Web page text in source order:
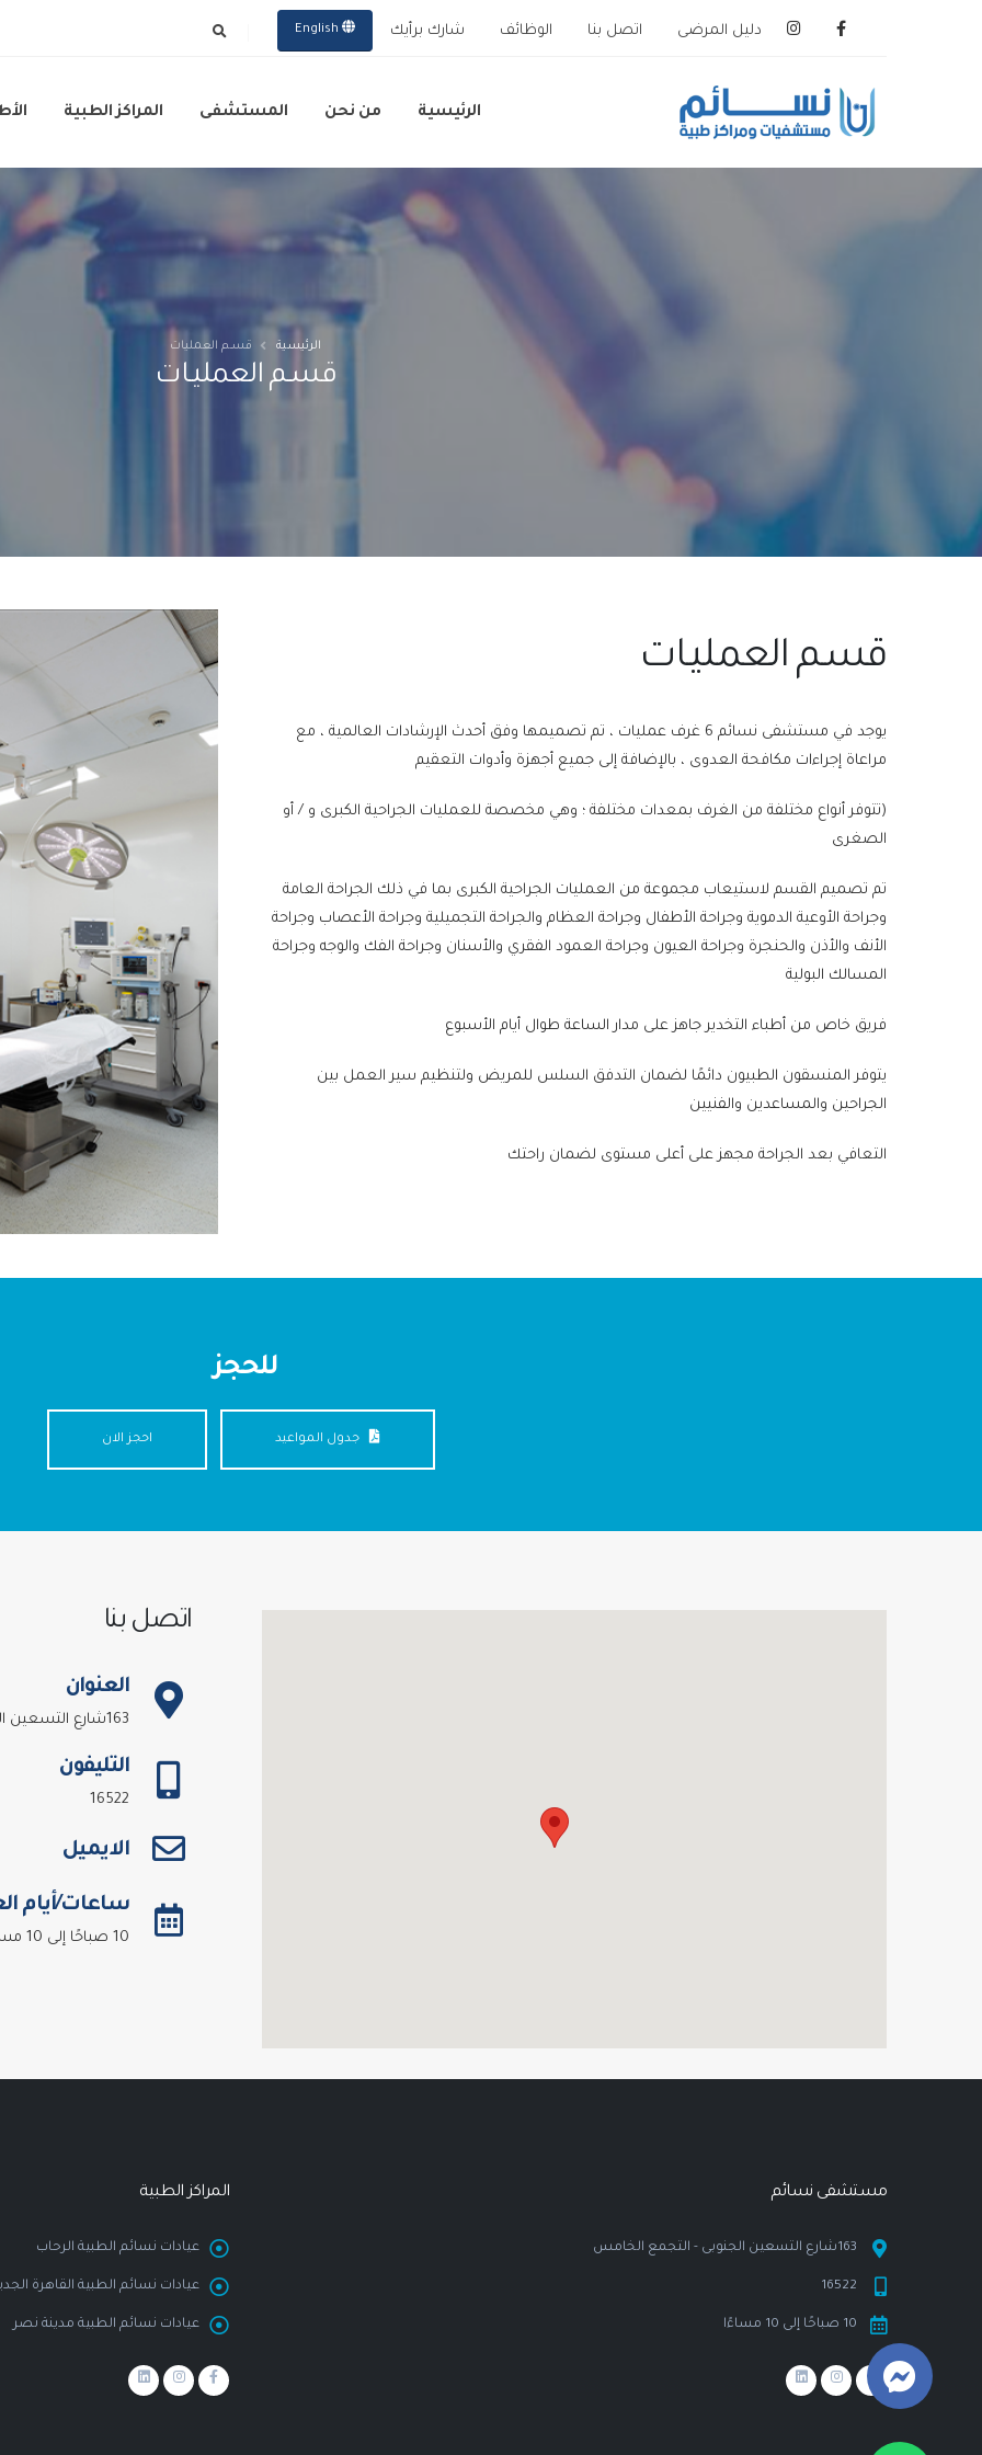
دليل المرضى اتصل بنا الوظائف شارك برأيك English
الرئيسية من نحن المستشفى المراكز الطبية
قسـم العمليـات
الرئيسية قسـم العمليـات
قسـم العمليـات
يوجد في مستشفى نسائم 6 غرف عمليات ، تم تصميمها وفق أحدث الإرشادات العالمية ، مع
مراعاة إجراءات مكافحة العدوى ، بالإضافة إلى جميع أجهزة وأدوات التعقيم
(تتوفر أنواع مختلفة من الغرف بمعدات مختلفة ؛ وهي مخصصة للعمليات الجراحية الكبرى و / أو
الصغرى
تم تصميم القسم لاستيعاب مجموعة من العمليات الجراحية الكبرى بما في ذلك الجراحة العامة
وجراحة الأوعية الدموية وجراحة الأطفال وجراحة العظام والجراحة التجميلية وجراحة الأعصاب وجراحة
الأنف والأذن والحنجرة وجراحة العيون وجراحة العمود الفقري والأسنان وجراحة الفك والوجه وجراحة
المسالك البولية
فريق خاص من أطباء التخدير جاهز على مدار الساعة طوال أيام الأسبوع
يتوفر المنسقون الطبيون دائمًا لضمان التدفق السلس للمريض ولتنظيم سير العمل بين
الجراحين والمساعدين والفنيين
التعافي بعد الجراحة مجهز على أعلى مستوى لضمان راحتك
للحجز
جدول المواعيد احجز الان
اتصل بنا
العنوان
163شارع التسعين الجنوبى - التجمع الخامس
التليفون
16522
الايميل
ساعات/أيام
10 صباحًا إلى 10 مساءًا
مستشفى نسـائم
163شارع التسعين الجنوبى - التجمع الخامس
16522
10 صباحًا إلى 10 مساءًا
المراكز الطبية
عيادات نسائم الطبية الرحاب
عيادات نسائم الطبية القاهرة
عيادات نسائم الطبية مدينة نصر